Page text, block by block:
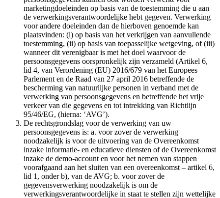
marketingdoeleinden op basis van de toestemming die u aan
de verwerkingsverantwoordelijke hebt gegeven. Verwerking
voor andere doeleinden dan de hierboven genoemde kan
plaatsvinden: (i) op basis van het verkrijgen van aanvullende
toestemming, (ii) op basis van toepasselijke wetgeving, of (iii)
wanneer dit verenigbaar is met het doel waarvoor de
persoonsgegevens oorspronkelijk zijn verzameld (Artikel 6,
lid 4, van Verordening (EU) 2016/679 van het Europees
Parlement en de Raad van 27 april 2016 betreffende de
bescherming van natuurlijke personen in verband met de
verwerking van persoonsgegevens en betreffende het vrije
verkeer van die gegevens en tot intrekking van Richtlijn
95/46/EG, (hierna: ‘AVG’).
De rechtsgrondslag voor de verwerking van uw
persoonsgegevens is: a. voor zover de verwerking
noodzakelijk is voor de uitvoering van de Overeenkomst
inzake informatie- en educatieve diensten of de Overeenkomst
inzake de demo-account en voor het nemen van stappen
voorafgaand aan het sluiten van een overeenkomst – artikel 6,
lid 1, onder b), van de AVG; b. voor zover de
gegevensverwerking noodzakelijk is om de
verwerkingsverantwoordelijke in staat te stellen zijn wettelijke